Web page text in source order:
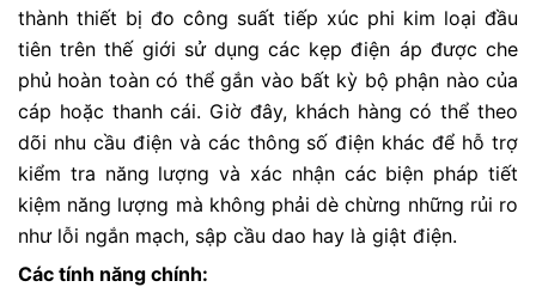
thành thiết bị đo công suất tiếp xúc phi kim loại đầu
tiên trên thế giới sử dụng các kẹp điện áp được che
phủ hoàn toàn có thể gắn vào bất kỳ bộ phận nào của
cáp hoặc thanh cái. Giờ đây, khách hàng có thể theo
dõi nhu cầu điện và các thông số điện khác để hỗ trợ
kiểm tra năng lượng và xác nhận các biện pháp tiết
kiệm năng lượng mà không phải dè chừng những rủi ro
như lỗi ngắn mạch, sập cầu dao hay là giật điện.
Các tính năng chính: